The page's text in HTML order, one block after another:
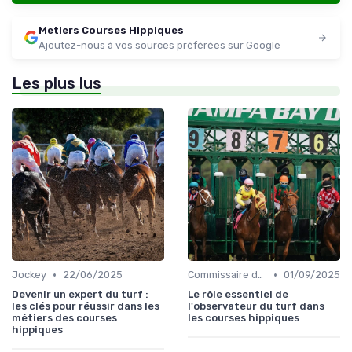
Metiers Courses Hippiques
Ajoutez-nous à vos sources préférées sur Google
Les plus lus
Jockey •
22/06/2025
Devenir un expert du turf :
les clés pour réussir dans les
métiers des courses
hippiques
Commissaire de course • 01/09/2025
Le rôle essentiel de
l'observateur du turf dans
les courses hippiques